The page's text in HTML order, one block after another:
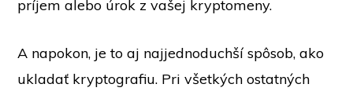
príjem alebo úrok z vašej kryptomeny.
A napokon, je to aj najjednoduchší spôsob, ako
ukladať kryptografiu. Pri všetkých ostatných